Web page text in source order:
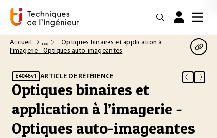
Accueil
Optiques binaires et application à
l’imagerie - Optiques auto-imageantes
E4046 v1 ARTICLE DE RÉFÉRENCE
Optiques binaires et
application à l’imagerie -
Optiques auto-imageantes